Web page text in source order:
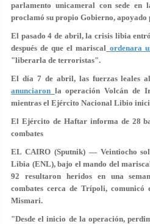
parlamento unicameral con sede en
proclamó su propio Gobierno, apoyado
El pasado 4 de abril, la crisis libia
después de que el mariscal ordenara
"liberarla de terroristas".
El día 7 de abril, las fuerzas leales
anunciaron la operación Volcán de
mientras el Ejército Nacional Libio
El Ejército de Haftar informa de 28
combates
EL CAIRO (Sputnik) — Veintiocho
Libia (ENL), bajo el mando del
92 resultaron heridos en una
combates cerca de Trípoli,
Mismari.
"Desde el inicio de la operación,